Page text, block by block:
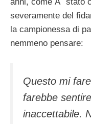
severamente del
la campionessa di
nemmeno pensare:
Questo mi
farebbe
inaccettabile.